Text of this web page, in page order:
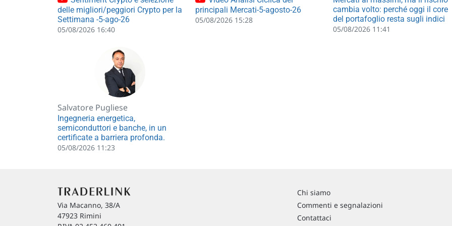
delle migliori/peggiori Crypto per la
Settimana -5-ago-26
05/08/2026 16:40
principali Mercati-5-agosto-26
05/08/2026 15:28
cambia volto: perché oggi il core
del portafoglio resta sugli indici
05/08/2026 11:41
Salvatore Pugliese
Ingegneria energetica,
semiconduttori e banche, in un
certificate a barriera profonda.
05/08/2026 11:23
Via Macanno, 38/A
47923 Rimini
Chi siamo
Commenti e segnalazioni
Contattaci